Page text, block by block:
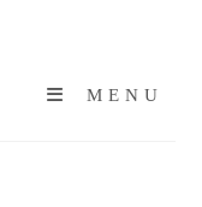
MENU